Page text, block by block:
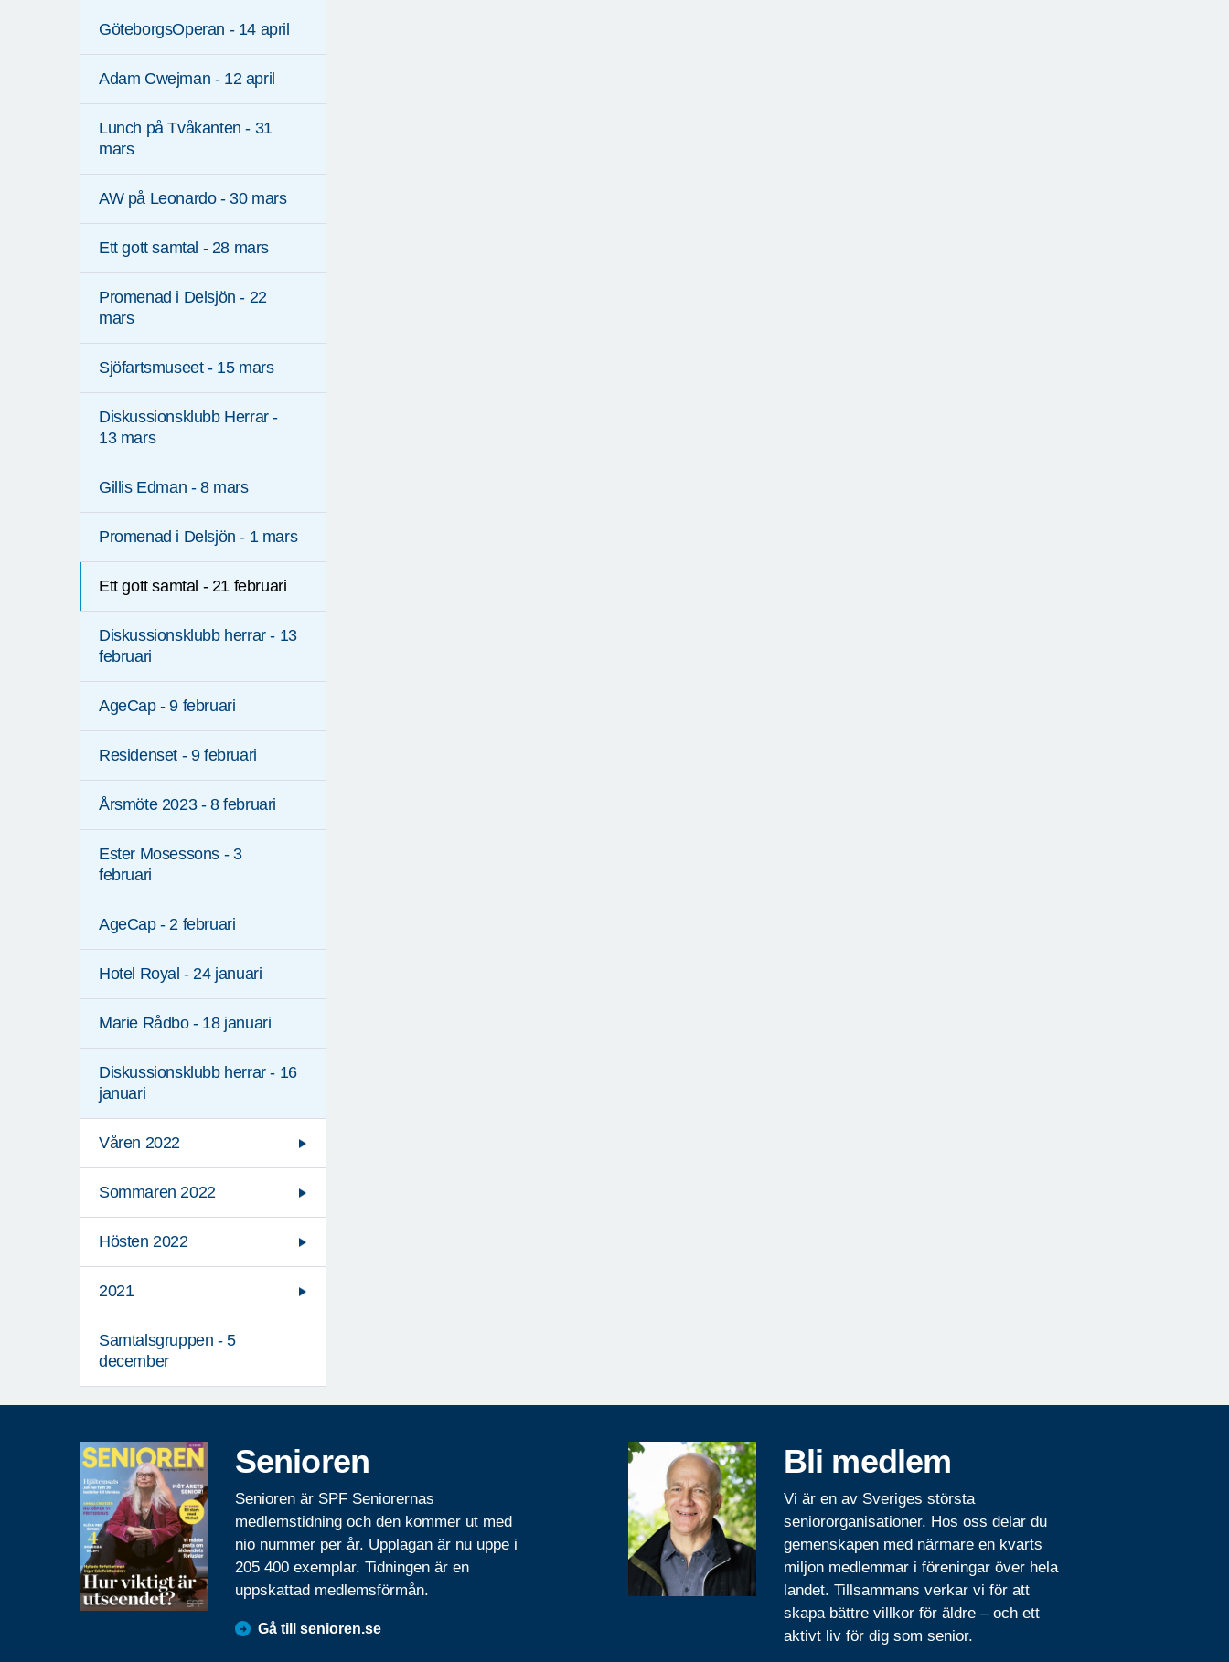
GöteborgsOperan - 14 april
Adam Cwejman - 12 april
Lunch på Tvåkanten - 31
mars
AW på Leonardo - 30 mars
Ett gott samtal - 28 mars
Promenad i Delsjön - 22
mars
Sjöfartsmuseet - 15 mars
Diskussionsklubb Herrar -
13 mars
Gillis Edman - 8 mars
Promenad i Delsjön - 1 mars
Ett gott samtal - 21 februari
Diskussionsklubb herrar - 13
februari
AgeCap - 9 februari
Residenset - 9 februari
Årsmöte 2023 - 8 februari
Ester Mosessons - 3
februari
AgeCap - 2 februari
Hotel Royal - 24 januari
Marie Rådbo - 18 januari
Diskussionsklubb herrar - 16
januari
Våren 2022
Sommaren 2022
Hösten 2022
2021
Samtalsgruppen - 5
december
Senioren
Senioren är SPF Seniorernas
medlemstidning och den kommer ut med
nio nummer per år. Upplagan är nu uppe i
205 400 exemplar. Tidningen är en
uppskattad medlemsförmån.
Gå till senioren.se
Bli medlem
Vi är en av Sveriges största
seniororganisationer. Hos oss delar du
gemenskapen med närmare en kvarts
miljon medlemmar i föreningar över hela
landet. Tillsammans verkar vi för att
skapa bättre villkor för äldre – och ett
aktivt liv för dig som senior.